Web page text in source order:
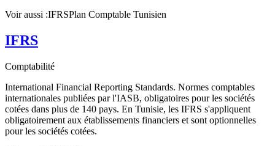
Voir aussi :IFRSPlan Comptable Tunisien
IFRS
Comptabilité
International Financial Reporting Standards. Normes comptables
internationales publiées par l'IASB, obligatoires pour les sociétés
cotées dans plus de 140 pays. En Tunisie, les IFRS s'appliquent
obligatoirement aux établissements financiers et sont optionnelles
pour les sociétés cotées.